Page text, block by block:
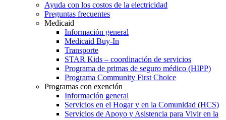
Ayuda con los costos de la electricidad
Preguntas frecuentes
Medicaid
Información general
Medicaid Buy-In
Transporte
STAR Kids – coordinación de servicios
Programa de primas de seguro médico (HIPP)
Programa Community First Choice
Programas con exención
Información general
Servicios en el Hogar y en la Comunidad (HCS)
Servicios de Apoyo y Asistencia para Vivir en la